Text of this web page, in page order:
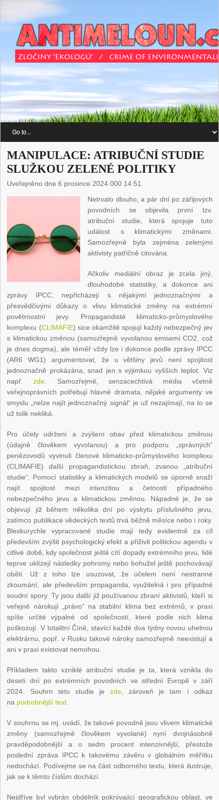
MANIPULACE: ATRIBUČNÍ STUDIE
SLUŽKOU ZELENÉ POLITIKY
Uveřejněno dne 6 prosince 2024 000 14:51
Netrvalo dlouho, a pár dní po zářijových
povodních se objevila první tzv.
atribuční studie, která spojuje tuto
událost s klimatickými změnami.
Samozřejmě byla zejména zelenými
aktivisty patřičně citována.
Ačkoliv mediální obraz je zcela jiný,
dlouhodobé statistiky, a dokonce ani
zprávy IPCC, nepřicházejí s nějakými jednoznačnými a
přesvědčivými důkazy o vlivu klimatické změny na extrémní
povětrnostní jevy. Propagandisté klimaticko-průmyslového
komplexu (CLIMAFIE) sice okamžitě spojují každý nebezpečný jev
s klimatickou změnou (samozřejmě vyvolanou emisemi CO2, což
je dnes dogma), ale téměř vždy lze i dokonce podle zprávy IPCC
(AR6 WG1) argumentovat, že u většiny jevů není spojitost
jednoznačně prokázána, snad jen s výjimkou vyšších teplot. Viz
např.zde. Samozřejmě, senzacechtivá média včetně
veřejnoprávních potřebují hlavně dramata, nějaké argumenty ve
smyslu „nelze najít jednoznačný signál“ je už nezajímají, na to se
už tolik nekliká.
Pro účely udržení a zvýšení obav před klimatickou změnou
(údajně člověkem vyvolanou) a pro podporu „správných“
penězovodů vyvinuli členové klimaticko-průmyslového komplexu
(CLIMAFIE) další propagandistickou zbraň, zvanou „atribuční
studie“. Pomocí statistiky a klimatických modelů se úporně snaží
najít spojitost mezi intenzitou a četností případného
nebezpečného jevu a klimatickou změnou. Nápadné je, že se
objevují již během několika dní po výskytu příslušného jevu,
zatímco publikace vědeckých textů trvá běžně měsíce nebo i roky.
Bleskurychle vypracované studie mají tedy evidentně za cíl
především zvýšit psychologický efekt a přiživit politickou agendu v
citlivé době, kdy společnost ještě cítí dopady extrémního jevu, lidé
teprve uklízejí následky pohromy nebo bohužel ještě pochovávají
oběti. Už z toho lze usuzovat, že účelem není nestranné
zkoumání, ale především propaganda, využitelná i pro případné
soudní spory. Ty jsou další již používanou zbraní aktivistů, kteří si
veřejně nárokují „právo“ na stabilní klima bez extrémů, v praxi
spíše určité výpalné od společností, které podle nich klima
poškozují. V totalitní Číně, stavící každé dva týdny novou uhelnou
elektrárnu, popř. v Rusku takové nároky samozřejmě neexistují a
ani v praxi existovat nemohou.
Příkladem takto vzniklé atribuční studie je ta, která vznikla do
deseti dní po extrémních povodních ve střední Evropě v září
2024. Souhrn této studie jezde, zároveň je tam i odkaz
na podrobnější text.
V souhrnu se mj. uvádí, že takové povodně jsou vlivem klimatické
změny (samozřejmě člověkem vyvolané) nyní dvojnásobně
pravděpodobnější a o sedm procent intenzivnější, přestože
poslední zpráva IPCC k takovému závěru v globálním měřítku
nedochází. Podívejme se na část odborného textu, která ilustruje,
jak se k těmto číslům dochází.
Nejdříve byl vybrán obdélník pokrývající geografickou oblast, ve